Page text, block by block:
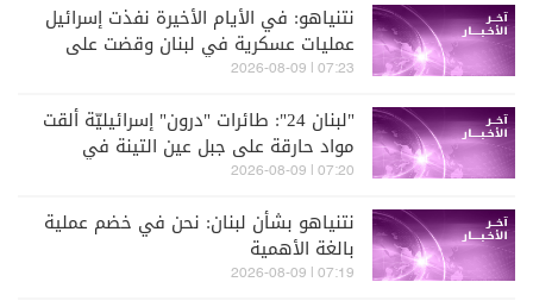
نتنياهو: في الأيام الأخيرة نفذت إسرائيل
عمليات عسكرية في لبنان وقضت على
عناصر لحزب الله في منطقة علي الطاهر
07:23 | 2026-08-09
"لبنان 24": طائرات "درون" إسرائيليّة ألقت
مواد حارقة على جبل عين التينة في
البقاع الغربيّ
07:20 | 2026-08-09
نتنياهو بشأن لبنان: نحن في خضم عملية
بالغة الأهمية
07:19 | 2026-08-09